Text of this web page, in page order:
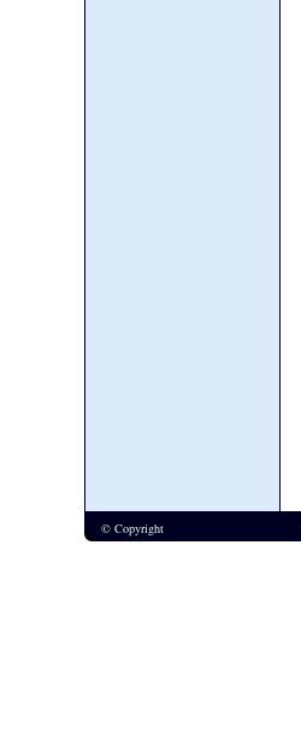
© Copyright